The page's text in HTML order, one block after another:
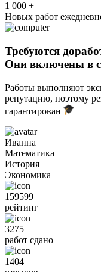
1 000 +
Новых работ
Требуются
Они включены в
Работы выполняют
репутацию, поэтому
гарантирован
Иванна
Математика
История
Экономика
159599
рейтинг
3275
работ сдано
1404